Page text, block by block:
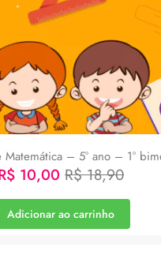
Matemática – 5° ano – 1°
10,00 R$18,90
Adicionar ao carrinho